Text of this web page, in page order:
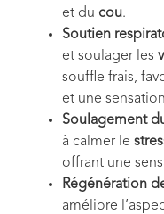
et du cou.
Soutien
et soulager les
souffle frais,
et une
Soulagement
à calmer le
offrant une
Régénération
améliore